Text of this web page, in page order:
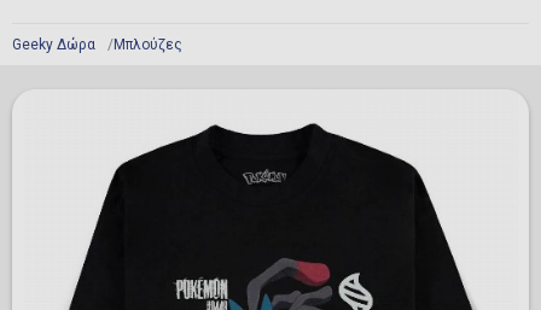
Geeky Δώρα Μπλούζες